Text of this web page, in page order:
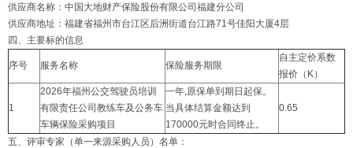
供应商名称：中国大地财产保险股份有限公司福建分公司
供应商地址：福建省福州市台江区后洲街道台江路71号佳阳大厦4层
四、主要标的信息
序号 服务名称 保险服务期限
自主定价系数
报价（K）
1
2026年福州公交驾驶员培训
有限责任公司教练车及公务车
车辆保险采购项目
一年,原保单到期日起保。
当具体结算金额达到
170000元时合同终止。
0.65
五、评审专家（单一来源采购人员）名单：